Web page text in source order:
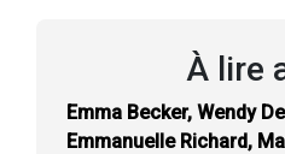
À lire
Emma Becker, Wendy
Emmanuelle Richard,